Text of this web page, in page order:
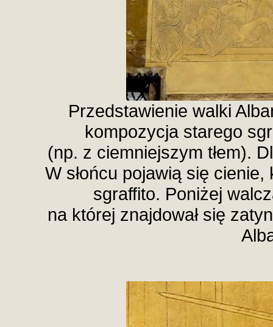
Przedstawienie walki
kompozycja starego
(np. z ciemniejszym tłem).
W słońcu pojawią się
sgraffito. Poniżej
na której znajdował się